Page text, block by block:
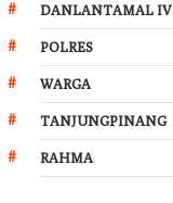
DANLANTAMAL IV
POLRES
WARGA
TANJUNGPINANG
RAHMA